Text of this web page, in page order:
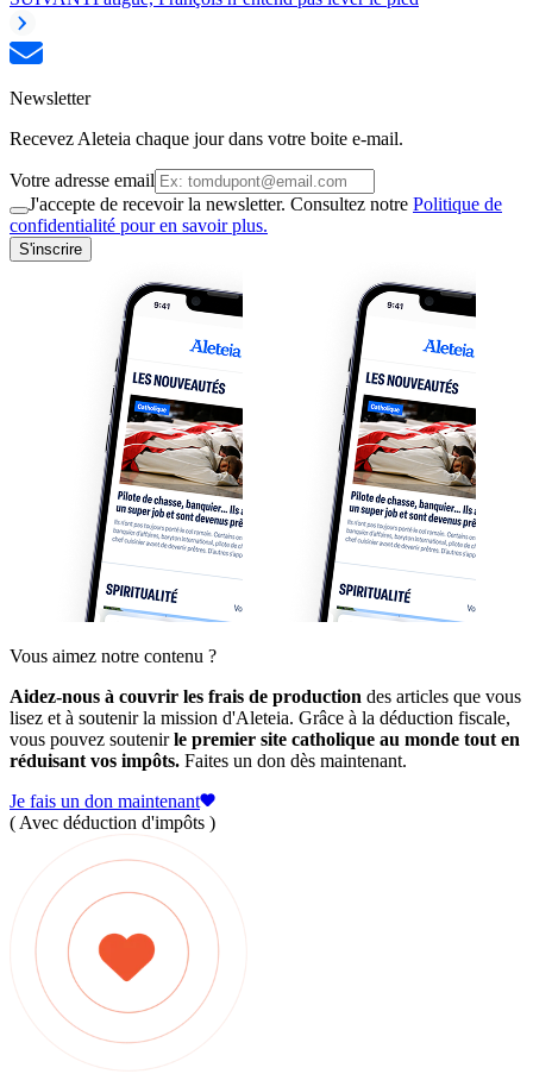
Newsletter
Recevez Aleteia chaque jour dans votre boite e-mail.
Votre adresse email
J'accepte de recevoir la newsletter. Consultez notre Politique de
confidentialité pour en savoir plus.
S'inscrire
Vous aimez notre contenu ?
Aidez-nous à couvrir les frais de production des articles que vous
lisez et à soutenir la mission d'Aleteia. Grâce à la déduction fiscale,
vous pouvez soutenirle premier site catholique au monde tout en
réduisant vos impôts. Faites un don dès maintenant.
Je fais un don maintenant
( Avec déduction d'impôts )